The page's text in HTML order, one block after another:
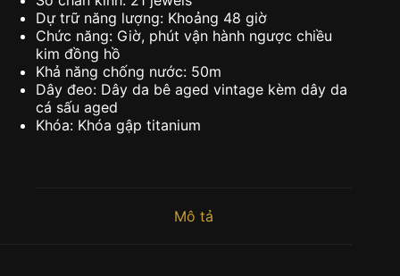
Dự trữ năng lượng: Khoảng 48 giờ
Chức năng: Giờ, phút vận hành ngược chiều
kim đồng hồ
Khả năng chống nước: 50m
Dây đeo: Dây da bê aged vintage kèm dây da
cá sấu aged
Khóa: Khóa gập titanium
Mô tả